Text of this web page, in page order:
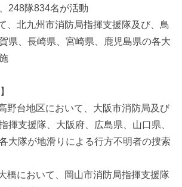
248隊834名が活動
、北九州市消防局指揮支援隊及び、鳥
県、長崎県、宮崎県、鹿児島県の各大
野台地区において、大阪市消防局及び
揮支援隊、大阪府、広島県、山口県、
大隊が地滑りによる行方不明者の捜索
橋において、岡山市消防局指揮支援隊